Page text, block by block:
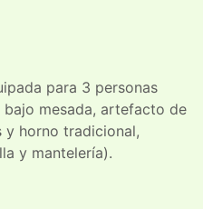
para 3 personas
bajo mesada, artefacto de
y horno tradicional,
y mantelería).